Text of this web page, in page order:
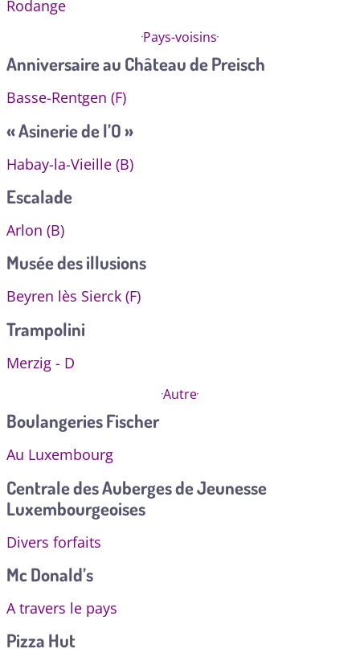
Rodange
Pays-voisins
Anniversaire au Château de Preisch
Basse-Rentgen (F)
« Asinerie de l’O »
Habay-la-Vieille (B)
Escalade
Arlon (B)
Musée des illusions
Beyren lès Sierck (F)
Trampolini
Merzig - D
Autre
Boulangeries Fischer
Au Luxembourg
Centrale des Auberges de Jeunesse
Luxembourgeoises
Divers forfaits
Mc Donald’s
A travers le pays
Pizza Hut